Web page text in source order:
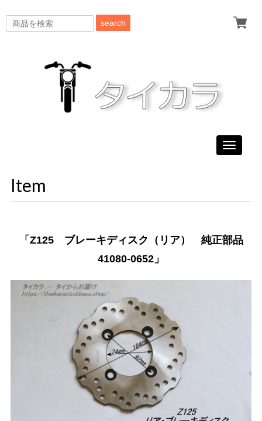
search
Toggle
Item
「Z125 ブレーキディスク（リア） 純正部品
41080-0652」